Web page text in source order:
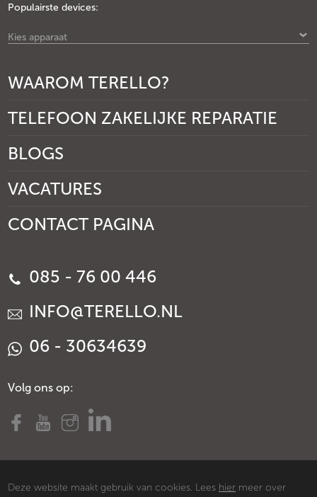
Populairste devices:
Kies apparaat
WAAROM TERELLO?
TELEFOON ZAKELIJKE REPARATIE
BLOGS
VACATURES
CONTACT PAGINA
085 - 76 00 446
INFO@TERELLO.NL
06 - 30634639
Volg ons op:
Deze website maakt gebruik van cookies. Lees hier meer over